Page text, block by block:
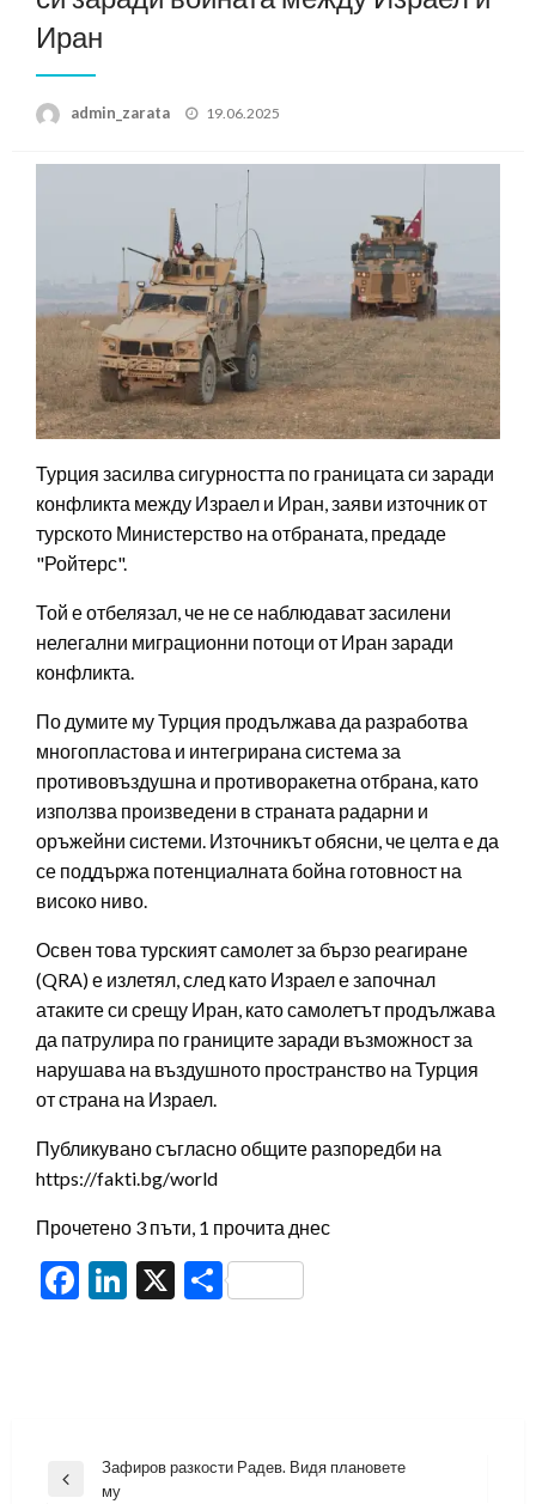
Иран
admin_zarata
Posted
19.06.2025
Турция засилва сигурността по границата си заради
конфликта между Израел и Иран, заяви източник от
турското Министерство на отбраната, предаде
"Ройтерс".
Той е отбелязал, че не се наблюдават засилени
нелегални миграционни потоци от Иран заради
конфликта.
По думите му Турция продължава да разработва
многопластова и интегрирана система за
противовъздушна и противоракетна отбрана, като
използва произведени в страната радарни и
оръжейни системи. Източникът обясни, че целта е да
се поддържа потенциалната бойна готовност на
високо ниво.
Освен това турският самолет за бързо реагиране
(QRA) е излетял, след като Израел е започнал
атаките си срещу Иран, като самолетът продължава
да патрулира по границите заради възможност за
нарушава на въздушното пространство на Турция
от страна на Израел.
Публикувано съгласно общите разпоредби на
https://fakti.bg/world
Прочетено 3 пъти, 1 прочита днес
Facebook
LinkedIn
X Share
Навигация
Previous
Зафиров разкости Радев. Видя плановете
му